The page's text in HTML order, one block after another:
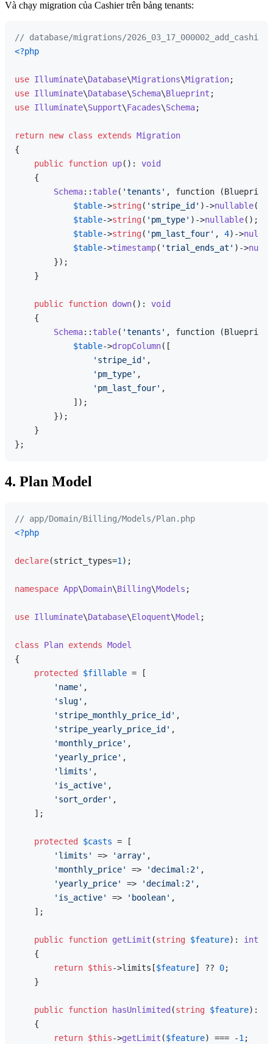
Và chạy migration của Cashier trên bảng tenants:
// database/migrations/
<?php
use Illuminate\Database\Migrations\Migration
use Illuminate\Database\Schema\Blueprint
use Illuminate\Support\Facades\Schema;
return new class extends Migration
{
public function up( ): void
{
Schema:: table( 'tenants' , function (Blueprint
$table->string( 'stripe_id' )->nullable()->
$table->string( 'pm_type' )->nullable();
$table->string( 'pm_last_four' , 4)->
$table->timestamp( 'trial_ends_at' )->
        });
    }
public function down( ): void
{
Schema:: table( 'tenants' , function (Blueprint
$table->dropColumn([
'stripe_id' ,
'pm_type' ,
'pm_last_four' ,
            ]);
        });
    }
4. Plan Model
// app/Domain/Billing/Models/Plan.php
<?php
declare(strict_types=1 );
namespace App\Domain\Billing\Models ;
use Illuminate\Database\Eloquent\Model ;
class Plan extends Model
{
protected
$fillable = [
'name' ,
'slug' ,
'stripe_monthly_price_id' ,
'stripe_yearly_price_id' ,
'monthly_price' ,
'yearly_price' ,
'limits' ,
'is_active' ,
'sort_order' ,
    ];
protected $casts = [
'limits'
=> 'array' ,
'monthly_price'
=> 'decimal:2' ,
'yearly_price'
=> 'decimal:2' ,
'is_active'
=> 'boolean' ,
    ];
public function getLimit (string $feature): int
{
return $this->limits[$feature] ?? 0;
    }
public function hasUnlimited (string $feature):
{
return $this->getLimit ($feature) === -1 ;